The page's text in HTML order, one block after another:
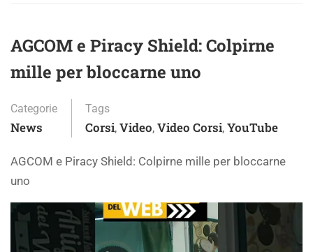
AGCOM e Piracy Shield: Colpirne
mille per bloccarne uno
Categorie
News
Tags
Corsi, Video, Video Corsi, YouTube
AGCOM e Piracy Shield: Colpirne mille per bloccarne
uno